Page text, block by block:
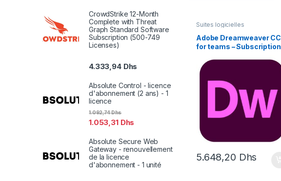
Suites logicielles
Adobe Dreamweaver CC
for teams – Subscription
5.648,20 Dhs
CrowdStrike 12-Month
Complete with Threat
Graph Standard Software
Subscription (500-749
Licenses)
4.333,94 Dhs
Absolute Control - licence
d'abonnement (2 ans) - 1
licence
1.053,31 Dhs
1.092,74Dhs
Absolute Secure Web
Gateway - renouvellement
de la licence
d'abonnement - 1 unité